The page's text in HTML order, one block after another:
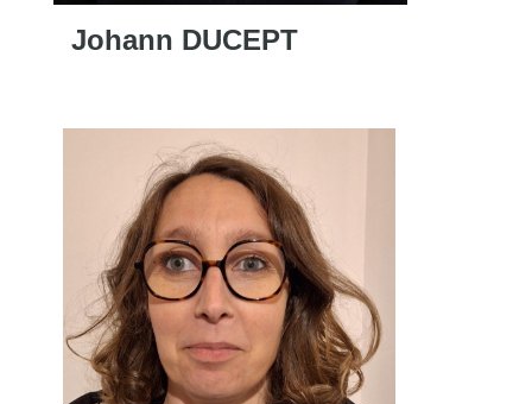
Johann DUCEPT